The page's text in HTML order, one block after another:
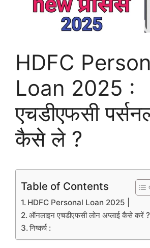
HDFC
Loan 2025 :
एचडीएफसी
कैसे ले ?
Table of Contents
HDFC Personal Loan 2025 |
ऑनलाइन एचडीएफसी लोन अप्लाई कैसे करें ?
निष्कर्ष :